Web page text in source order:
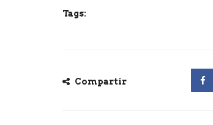
Tags:
Compartir